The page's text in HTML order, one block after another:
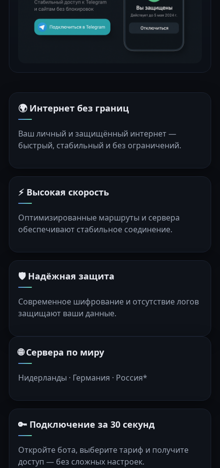
🌍 Интернет без границ
Ваш личный и защищённый интернет —
быстрый, стабильный и без ограничений.
⚡ Высокая скорость
Оптимизированные маршруты и сервера
обеспечивают стабильное соединение.
🛡️ Надёжная защита
Современное шифрование и отсутствие логов
защищают ваши данные.
🌐 Сервера по миру
Нидерланды · Германия · Россия*
🔑 Подключение за 30 секунд
Откройте бота, выберите тариф и получите
доступ — без сложных настроек.